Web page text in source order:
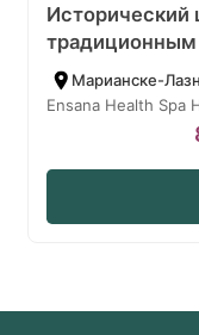
Исторический
Марианске-
Ensana Health Spa